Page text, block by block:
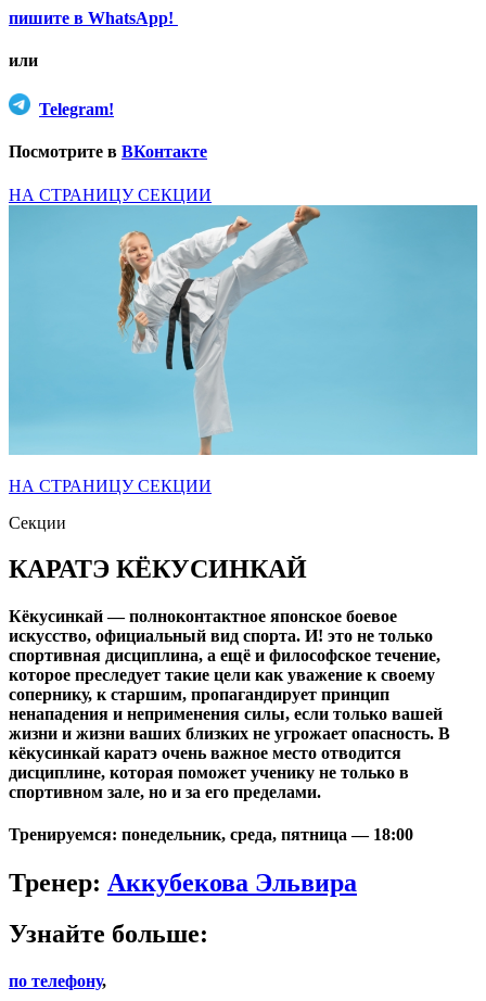
пишите в WhatsApp!
или
Telegram!
Посмотрите в ВКонтакте
НА СТРАНИЦУ СЕКЦИИ
НА СТРАНИЦУ СЕКЦИИ
Секции
КАРАТЭ КЁКУСИНКАЙ
Кёкусинкай — полноконтактное японское боевое
искусство, официальный вид спорта. И! это не только
спортивная дисциплина, а ещё и философское течение,
которое преследует такие цели как уважение к своему
сопернику, к старшим, пропагандирует принцип
ненападения и неприменения силы, если только вашей
жизни и жизни ваших близких не угрожает опасность. В
кёкусинкай каратэ очень важное место отводится
дисциплине, которая поможет ученику не только в
спортивном зале, но и за его пределами.
Тренируемся: понедельник, среда, пятница — 18:00
Тренер: Аккубекова Эльвира
Узнайте больше:
по телефону,